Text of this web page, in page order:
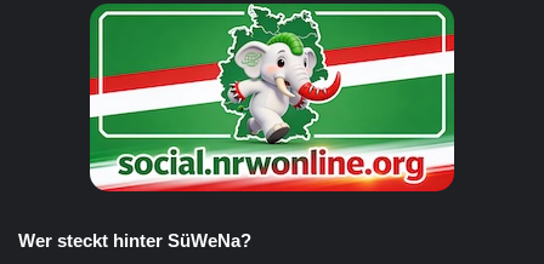
Wer steckt hinter SüWeNa?